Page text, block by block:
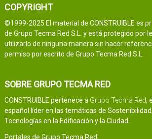
COPYRIGHT
©1999-2025 El material de CONSTRUIBLE es
de Grupo Tecma Red S.L. y está protegido por
utilizarlo de ninguna manera sin hacer
permiso por escrito de Grupo Tecma Red S.L.
SOBRE GRUPO TECMA RED
CONSTRUIBLE pertenece a Grupo Tecma Red,
español líder en las temáticas de
Tecnologías en la Edificación y la Ciudad.
Portales de Grupo Tecma Red: